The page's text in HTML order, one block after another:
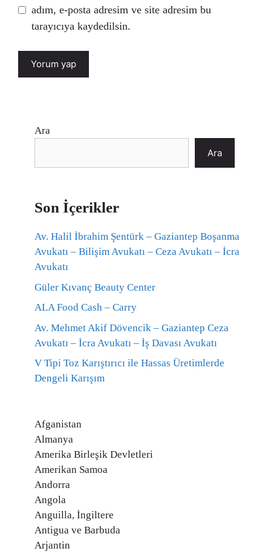
adım, e-posta adresim ve site adresim bu
tarayıcıya kaydedilsin.
Ara
Ara
Son İçerikler
Av. Halil İbrahim Şentürk – Gaziantep Boşanma
Avukatı – Bilişim Avukatı – Ceza Avukatı – İcra
Avukatı
Güler Kıvanç Beauty Center
ALA Food Cash – Carry
Av. Mehmet Akif Dövencik – Gaziantep Ceza
Avukatı – İcra Avukatı – İş Davası Avukatı
V Tipi Toz Karıştırıcı ile Hassas Üretimlerde
Dengeli Karışım
Afganistan
Almanya
Amerika Birleşik Devletleri
Amerikan Samoa
Andorra
Angola
Anguilla, İngiltere
Antigua ve Barbuda
Arjantin